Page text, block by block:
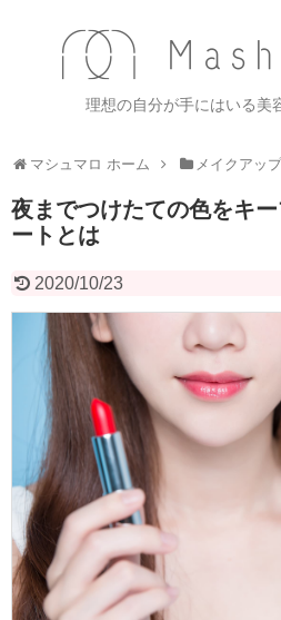
理想の自分が手にはいる美
マシュマロ ホーム メイクアッ
夜までつけたての色をキ
ートとは
2020/10/23